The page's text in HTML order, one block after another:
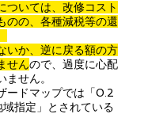
ついては、改修コスト
のの、各種減税等の還
いか、逆に戻る額の方
せんので、過度に心配
ません。
ードマップでは「0.2
指定」とされている